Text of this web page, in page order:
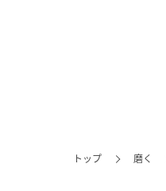
トップ 磨く